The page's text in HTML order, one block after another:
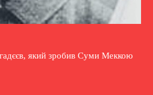
який зробив Суми Меккою